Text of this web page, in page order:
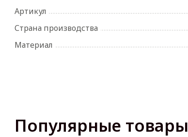
Артикул
Страна производства
Материал
Популярные товары